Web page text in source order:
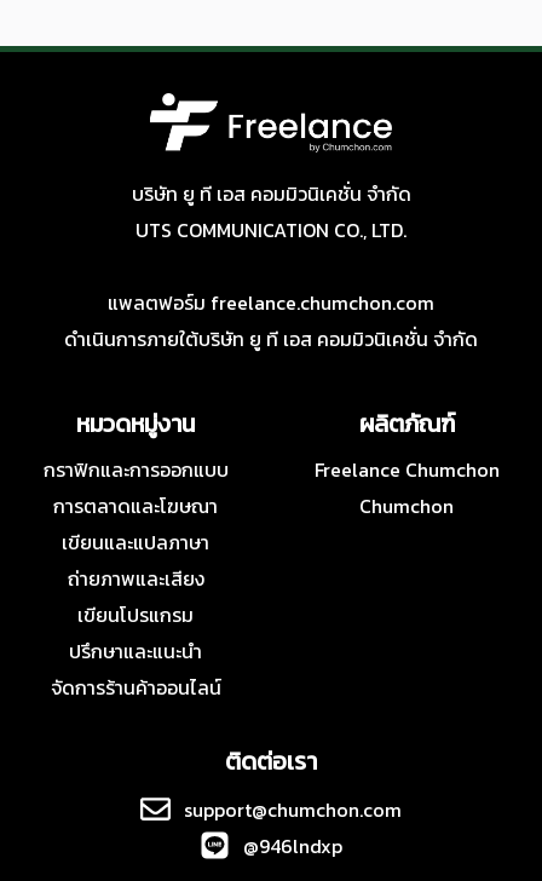
บริษัท ยู ที เอส คอมมิวนิเคชั่น จำกัด
UTS COMMUNICATION CO., LTD.
แพลตฟอร์ม freelance.chumchon.com
ดำเนินการภายใต้บริษัท ยู ที เอส คอมมิวนิเคชั่น จำกัด
หมวดหมู่งาน
กราฟิกและการออกแบบ
การตลาดและโฆษณา
เขียนและแปลภาษา
ถ่ายภาพและเสียง
เขียนโปรแกรม
ปรึกษาและแนะนำ
จัดการร้านค้าออนไลน์
ผลิตภัณฑ์
Freelance Chumchon
Chumchon
ติดต่อเรา
support@chumchon.com
@946lndxp